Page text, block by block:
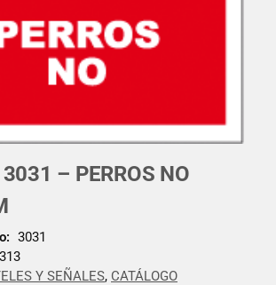
– PERROS NO
3031
Y SEÑALES, CATÁLOGO